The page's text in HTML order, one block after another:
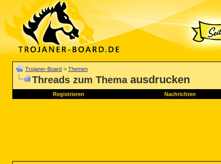
Trojaner-Board > Themen
Threads zum Thema ausdrucken
Registrieren Nachrichten